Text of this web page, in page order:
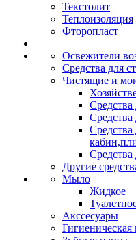
Текстолит
Теплоизоляция
Фторопласт
Освежители
Средства для
Чистящие и
Средства
Средства
Другие
Мыло
Жидкое
Акссесуары